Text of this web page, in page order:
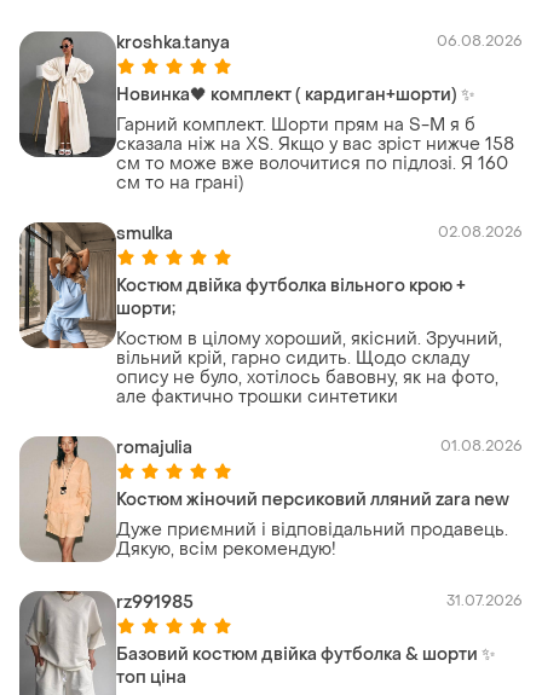
kroshka.tanya 06.08.2026
Новинка🖤 комплект ( кардиган+шорти) ✨
Гарний комплект. Шорти прям на S-M я б
сказала ніж на XS. Якщо у вас зріст нижче 158
см то може вже волочитися по підлозі. Я 160
см то на грані)
smulka 02.08.2026
Костюм двійка футболка вільного крою +
шорти;
Костюм в цілому хороший, якісний. Зручний,
вільний крій, гарно сидить. Щодо складу
опису не було, хотілось бавовну, як на фото,
але фактично трошки синтетики
romajulia 01.08.2026
Костюм жіночий персиковий лляний zara new
Дуже приємний і відповідальний продавець.
Дякую, всім рекомендую!
rz991985 31.07.2026
Базовий костюм двійка футболка & шорти ✨
топ ціна